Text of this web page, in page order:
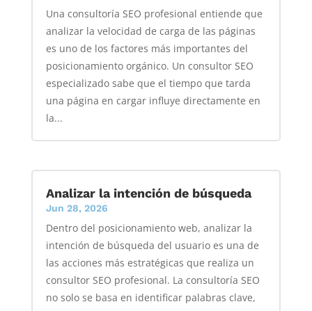
Una consultoría SEO profesional entiende que
analizar la velocidad de carga de las páginas
es uno de los factores más importantes del
posicionamiento orgánico. Un consultor SEO
especializado sabe que el tiempo que tarda
una página en cargar influye directamente en
la...
Analizar la intención de búsqueda
Jun 28, 2026
Dentro del posicionamiento web, analizar la
intención de búsqueda del usuario es una de
las acciones más estratégicas que realiza un
consultor SEO profesional. La consultoría SEO
no solo se basa en identificar palabras clave,